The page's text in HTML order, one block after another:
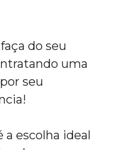
do seu
uma
seu
a escolha ideal